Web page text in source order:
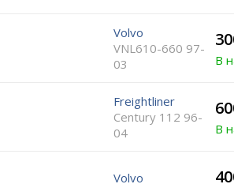
Volvo
VNL610-660 97-
03
В
Freightliner
Century 112 96-
04
В
Volvo